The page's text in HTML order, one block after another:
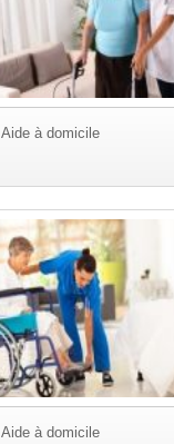
Aide à domicile
Aide à domicile